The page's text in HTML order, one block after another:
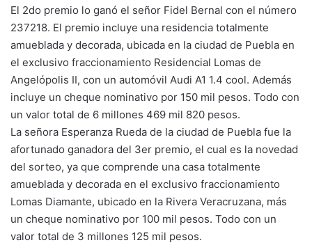
El 2do premio lo ganó el señor Fidel Bernal con el número
237218. El premio incluye una residencia totalmente
amueblada y decorada, ubicada en la ciudad de Puebla en
el exclusivo fraccionamiento Residencial Lomas de
Angelópolis II, con un automóvil Audi A1 1.4 cool. Además
incluye un cheque nominativo por 150 mil pesos. Todo con
un valor total de 6 millones 469 mil 820 pesos.
La señora Esperanza Rueda de la ciudad de Puebla fue la
afortunado ganadora del 3er premio, el cual es la novedad
del sorteo, ya que comprende una casa totalmente
amueblada y decorada en el exclusivo fraccionamiento
Lomas Diamante, ubicado en la Rivera Veracruzana, más
un cheque nominativo por 100 mil pesos. Todo con un
valor total de 3 millones 125 mil pesos.